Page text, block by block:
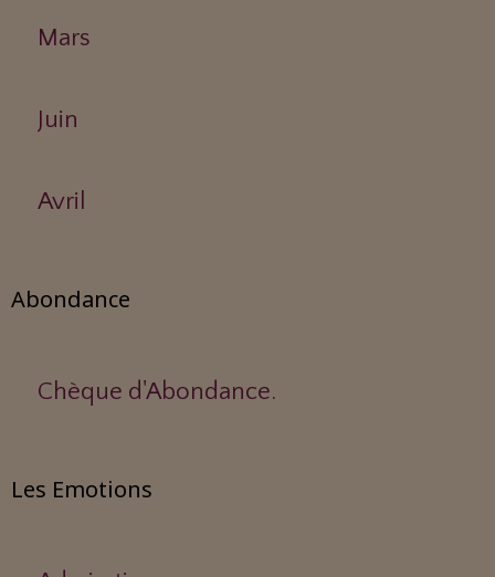
Mars
Juin
Avril
Abondance
Chèque d'Abondance.
Les Emotions